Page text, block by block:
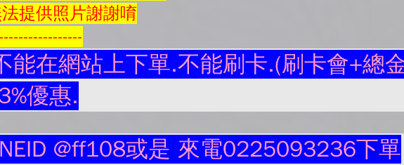
提供照片謝謝唷
能在網站上下單.不能刷卡.(刷卡會+總
優惠.
@ff108或是 來電0225093236下單